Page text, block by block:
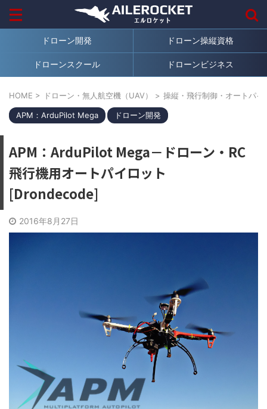
ドローン開発 ドローン操縦資格
ドローンスクール ドローンビジネス
HOME > ドローン・無人航空機（UAV） > 操縦・飛行制御・オートパイ
APM：ArduPilot Mega ドローン開発
APM：ArduPilot Mega－ドローン・RC
飛行機用オートパイロット
[Drondecode]
2016年8月27日